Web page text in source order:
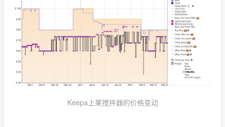
Keepa上某搅拌器的价格变动